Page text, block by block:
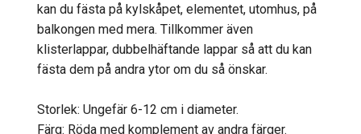
kan du fästa på kylskåpet, elementet, utomhus, på
balkongen med mera. Tillkommer även
klisterlappar, dubbelhäftande lappar så att du kan
fästa dem på andra ytor om du så önskar.
Storlek: Ungefär 6-12 cm i diameter.
Färg: Röda med komplement av andra färger.